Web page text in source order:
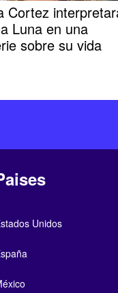
Cortez
Luna en una
sobre su vida
Unidos